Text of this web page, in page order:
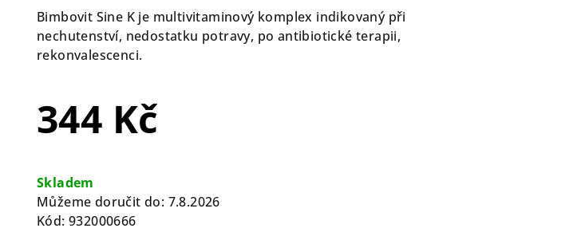
5
hvězdiček.
Bimbovit Sine K je multivitaminový komplex indikovaný při
nechutenství, nedostatku potravy, po antibiotické terapii,
rekonvalescenci.
344 Kč
cena:
Skladem
Můžeme doručit do: 7.8.2026
Kód: 932000666